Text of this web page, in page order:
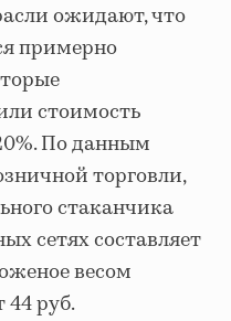
ожидают, что
примерно
стоимость
По данным
торговли,
стаканчика
сетях составляет
весом
44 руб.